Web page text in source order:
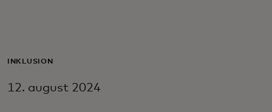
Til virksomheder
INKLUSION
12. august 2024